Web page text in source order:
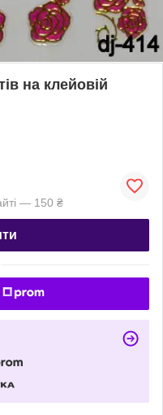
на клейовій
— 150 ₴